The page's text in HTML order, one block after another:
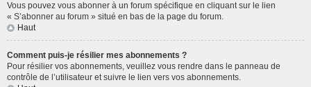
Vous pouvez vous abonner à un forum spécifique en cliquant sur le lien
« S’abonner au forum » situé en bas de la page du forum.
Haut
Comment puis-je résilier mes abonnements ?
Pour résilier vos abonnements, veuillez vous rendre dans le panneau de
contrôle de l’utilisateur et suivre le lien vers vos abonnements.